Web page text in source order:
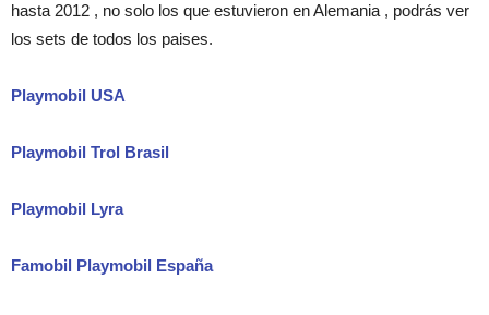
hasta 2012 , no solo los que estuvieron en Alemania , podrás ver
los sets de todos los paises.
Playmobil USA
Playmobil Trol Brasil
Playmobil Lyra
Famobil Playmobil España